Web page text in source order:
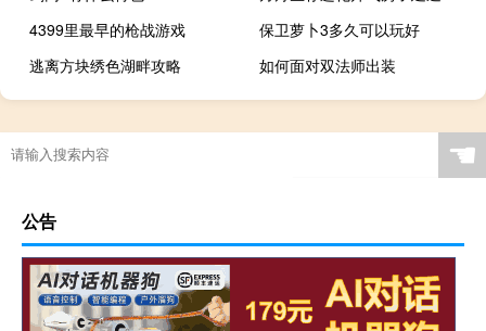
4399里最早的枪战游戏
保卫萝卜3多久可以玩好
逃离方块绣色湖畔攻略
如何面对双法师出装
☚
公告